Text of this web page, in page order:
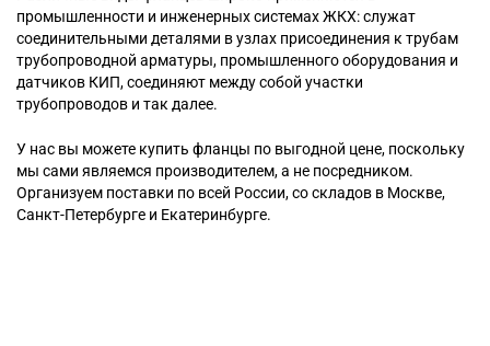
промышленности и инженерных системах ЖКХ: служат
соединительными деталями в узлах присоединения к трубам
трубопроводной арматуры, промышленного оборудования и
датчиков КИП, соединяют между собой участки
трубопроводов и так далее.
У нас вы можете купить фланцы по выгодной цене, поскольку
мы сами являемся производителем, а не посредником.
Организуем поставки по всей России, со складов в Москве,
Санкт-Петербурге и Екатеринбурге.